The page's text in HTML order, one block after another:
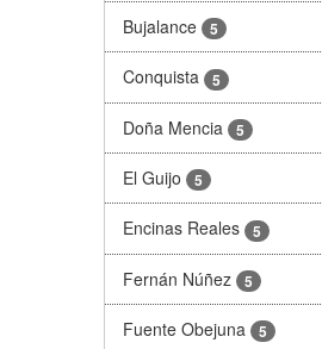
Bujalance 5
Conquista 5
Doña Mencia 5
El Guijo 5
Encinas Reales 5
Fernán Núñez 5
Fuente Obejuna 5